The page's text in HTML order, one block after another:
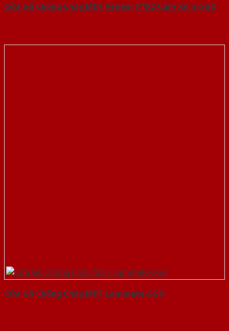
Cửa Gỗ Chống Cháy MDF Veneer P1R2 Căm Xe-a-SGD
Cửa Gỗ Chống Cháy MDF Laminate-SGD